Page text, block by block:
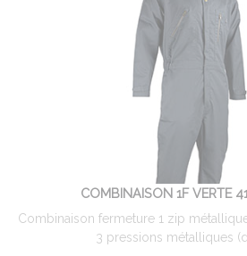
COMBINAISON 1F VERTE
Combinaison fermeture 1 zip
3 pressions métalliques